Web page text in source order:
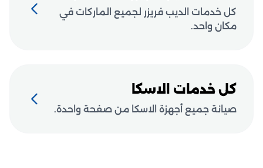
كل خدمات الديب فريزر لجميع الماركات في
مكان واحد.
كل خدمات الاسكا
صيانة جميع أجهزة الاسكا من صفحة واحدة.